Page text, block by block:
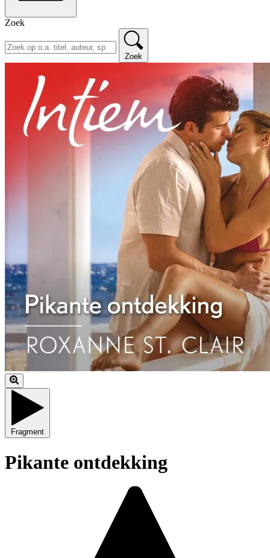
Zoek
Zoek
Fragment
Pikante ontdekking